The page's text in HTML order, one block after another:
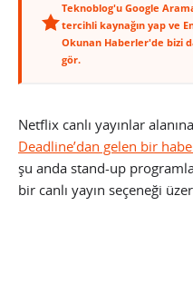
Teknoblog'u Google
tercihli kaynağın yap ve
Okunan Haberler'de bizi
gör.
Netflix canlı yayınlar
Deadline’dan gelen bir
şu anda stand-up
bir canlı yayın seçeneği